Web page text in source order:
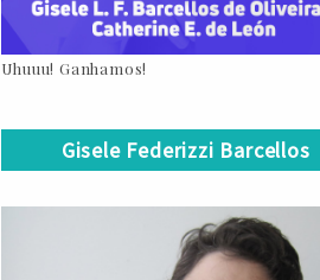
Uhuuu! Ganhamos!
Gisele Federizzi Barcellos